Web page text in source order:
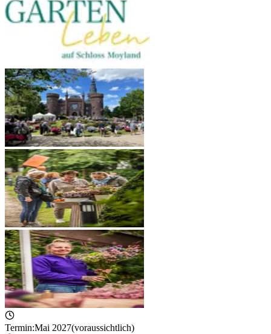
Termin:Mai 2027(voraussichtlich)